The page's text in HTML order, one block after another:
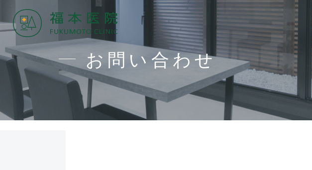
お問い合わせ